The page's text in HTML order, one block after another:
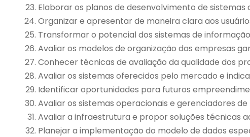
Elaborar os planos de desenvolvimento de
Organizar e apresentar de maneira clara aos
Transformar o potencial dos sistemas de
Avaliar os modelos de organização das empresas
Conhecer técnicas de avaliação da qualidade dos
Avaliar os sistemas oferecidos pelo mercado e
Identificar oportunidades para futuros
Avaliar os sistemas operacionais e gerenciadores
Avaliar a infraestrutura e propor soluções técnicas
Planejar a implementação do modelo de dados